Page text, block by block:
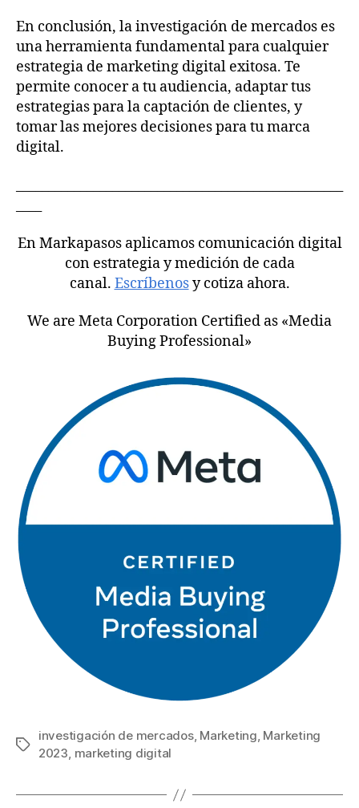
En conclusión, la investigación de mercados es
una herramienta fundamental para cualquier
estrategia de marketing digital exitosa. Te
permite conocer a tu audiencia, adaptar tus
estrategias para la captación de clientes, y
tomar las mejores decisiones para tu marca
digital.
En Markapasos aplicamos comunicación digital
con estrategia y medición de cada
canal. Escríbenosy cotiza ahora.
We are Meta Corporation Certified as «Media
Buying Professional»
investigación de mercados, Marketing, Marketing
2023, marketing digital